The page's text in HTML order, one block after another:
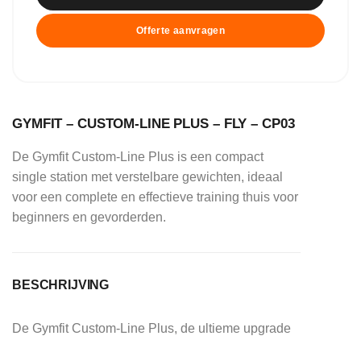
Offerte aanvragen
GYMFIT – CUSTOM-LINE PLUS – FLY – CP03
De Gymfit Custom-Line Plus is een compact
single station met verstelbare gewichten, ideaal
voor een complete en effectieve training thuis voor
beginners en gevorderden.
BESCHRIJVING
De Gymfit Custom-Line Plus, de ultieme upgrade